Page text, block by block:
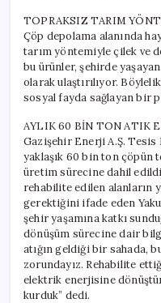
TOPRAKSIZ TARIM
Çöp depolama alanında
tarım yöntemiyle çilek ve
bu ürünler, şehirde
olarak ulaştırılıyor.
sosyal fayda sağlayan bir
AYLIK 60 BİN TON ATIK
Gazişehir Enerji A.Ş.
yaklaşık 60 bin ton çöpün
üretim sürecine dahil
rehabilite edilen alanların
gerektiğini ifade eden
şehir yaşamına katkı
dönüşüm sürecine dair
atığın geldiği bir sahada,
zorundayız. Rehabilite
elektrik enerjisine
kurduk” dedi.